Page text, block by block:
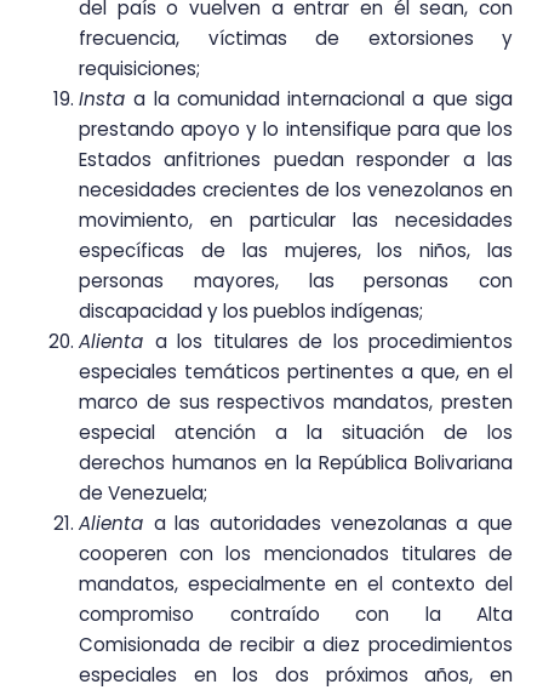
del país o vuelven a entrar en él sean, con
frecuencia, víctimas de extorsiones y
requisiciones;
Instaa la comunidad internacional a que siga
prestando apoyo y lo intensifique para que los
Estados anfitriones puedan responder a las
necesidades crecientes de los venezolanos en
movimiento, en particular las necesidades
específicas de las mujeres, los niños, las
personas mayores, las personas con
discapacidad y los pueblos indígenas;
Alienta a los titulares de los procedimientos
especiales temáticos pertinentes a que, en el
marco de sus respectivos mandatos, presten
especial atención a la situación de los
derechos humanos en la República Bolivariana
de Venezuela;
Alienta a las autoridades venezolanas a que
cooperen con los mencionados titulares de
mandatos, especialmente en el contexto del
compromiso contraído con la Alta
Comisionada de recibir a diez procedimientos
especiales en los dos próximos años, en